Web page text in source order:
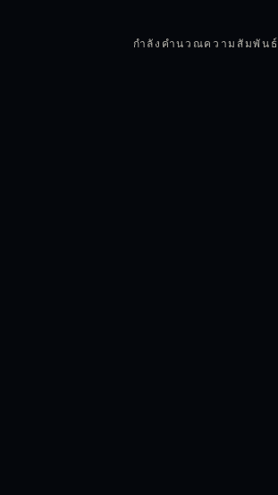
กำลังคำนวณความสัมพันธ์